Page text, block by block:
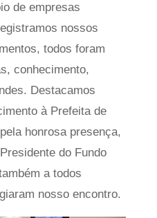
de empresas
nossos
todos foram
conhecimento,
Destacamos
à Prefeita de
honrosa presença,
do Fundo
a todos
nosso encontro.